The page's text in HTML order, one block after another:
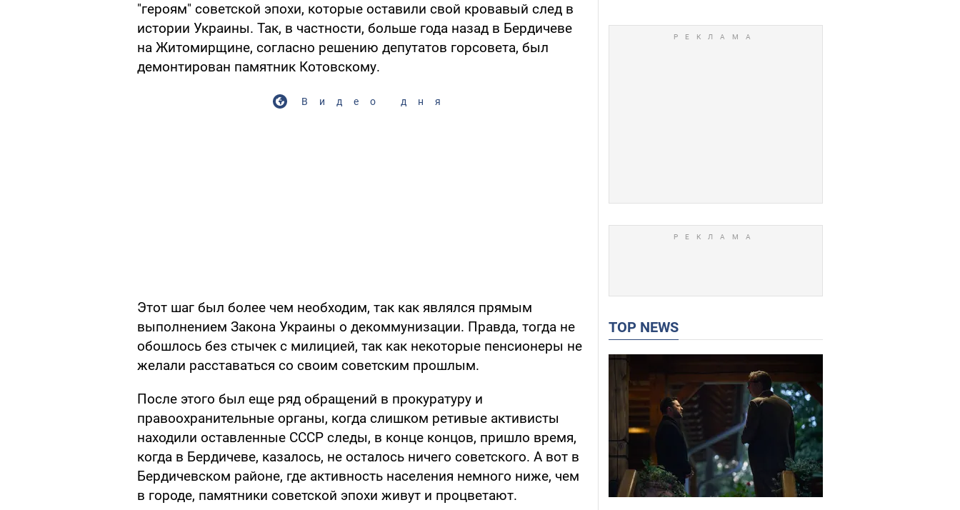
"героям" советской эпохи, которые оставили свой кровавый след в
истории Украины. Так, в частности, больше года назад в Бердичеве
на Житомирщине, согласно решению депутатов горсовета, был
демонтирован памятник Котовскому.
Видео дня
Этот шаг был более чем необходим, так как являлся прямым
выполнением Закона Украины о декоммунизации. Правда, тогда не
обошлось без стычек с милицией, так как некоторые пенсионеры не
желали расставаться со своим советским прошлым.
После этого был еще ряд обращений в прокуратуру и
правоохранительные органы, когда слишком ретивые активисты
находили оставленные СССР следы, в конце концов, пришло время,
когда в Бердичеве, казалось, не осталось ничего советского. А вот в
Бердичевском районе, где активность населения немного ниже, чем
в городе, памятники советской эпохи живут и процветают.
TOP NEWS